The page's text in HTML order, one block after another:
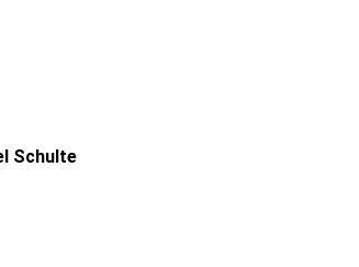
Schulte